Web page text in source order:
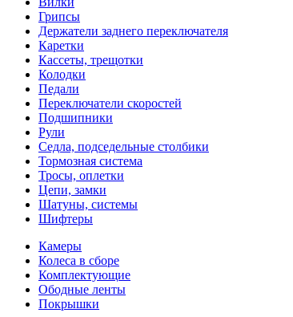
Грипсы
Держатели заднего переключателя
Каретки
Кассеты, трещотки
Колодки
Педали
Переключатели скоростей
Подшипники
Рули
Седла, подседельные столбики
Тормозная система
Тросы, оплетки
Цепи, замки
Шатуны, системы
Шифтеры
Камеры
Колеса в сборе
Комплектующие
Ободные ленты
Покрышки